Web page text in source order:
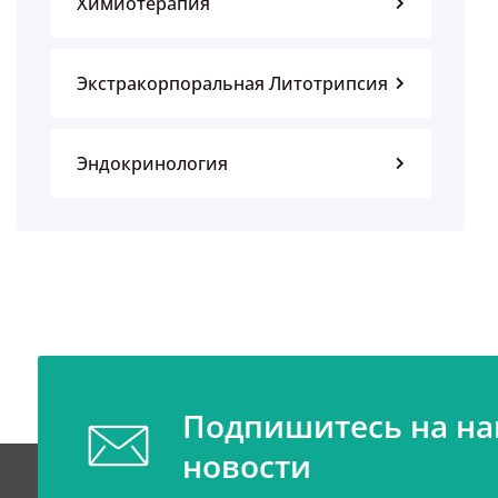
Экстракорпоральная Литотрипсия
Эндокринология
Подпишитесь на
новости